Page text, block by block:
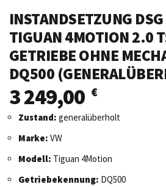
INSTANDSETZUNG
TIGUAN 4MOTION 2.0
GETRIEBE OHNE
DQ500
3 249,00 €
Zustand: generalüberholt
Marke: VW
Modell: Tiguan 4Motion
Getriebekennung: DQ500